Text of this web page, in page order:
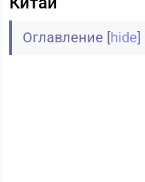
Оглавление [hide]